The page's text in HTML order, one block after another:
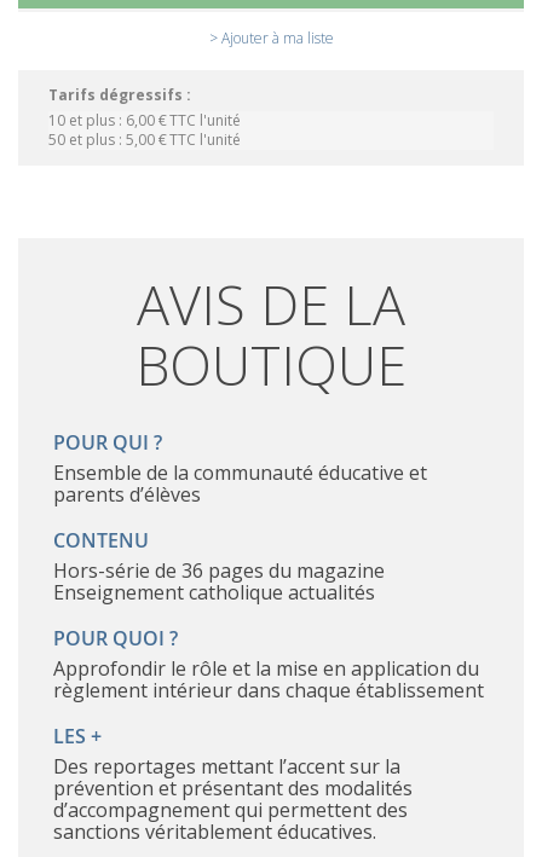
> Ajouter à ma liste
Tarifs dégressifs :
10 et plus : 6,00 €TTC l'unité
50 et plus : 5,00 €TTC l'unité
AVIS DE LA
BOUTIQUE
POUR QUI ?
ensemble de la communauté éducative et
parents d’élèves
CONTENU
hors-série de 36 pages du magazine
Enseignement catholique actualités
POUR QUOI ?
approfondir le rôle et la mise en application du
règlement intérieur dans chaque établissement
LES +
Des reportages mettant l’accent sur la
prévention et présentant des modalités
d’accompagnement qui permettent des
sanctions véritablement éducatives.